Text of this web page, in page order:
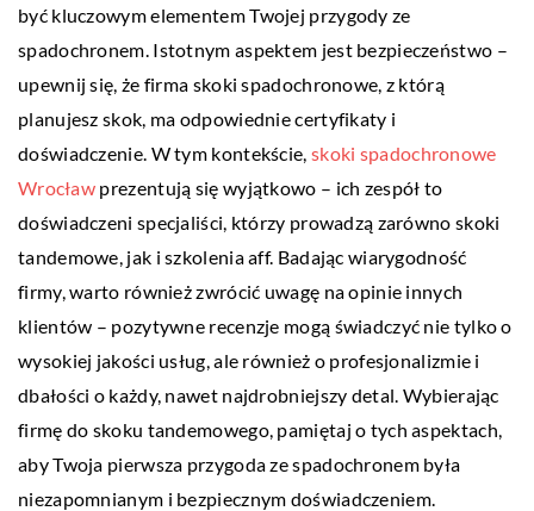
być kluczowym elementem Twojej przygody ze
spadochronem. Istotnym aspektem jest bezpieczeństwo –
upewnij się, że firma skoki spadochronowe, z którą
planujesz skok, ma odpowiednie certyfikaty i
doświadczenie. W tym kontekście, skoki spadochronowe
Wrocław prezentują się wyjątkowo – ich zespół to
doświadczeni specjaliści, którzy prowadzą zarówno skoki
tandemowe, jak i szkolenia aff. Badając wiarygodność
firmy, warto również zwrócić uwagę na opinie innych
klientów – pozytywne recenzje mogą świadczyć nie tylko o
wysokiej jakości usług, ale również o profesjonalizmie i
dbałości o każdy, nawet najdrobniejszy detal. Wybierając
firmę do skoku tandemowego, pamiętaj o tych aspektach,
aby Twoja pierwsza przygoda ze spadochronem była
niezapomnianym i bezpiecznym doświadczeniem.